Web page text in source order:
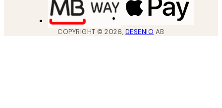
COPYRIGHT ©2026, DESENIO AB